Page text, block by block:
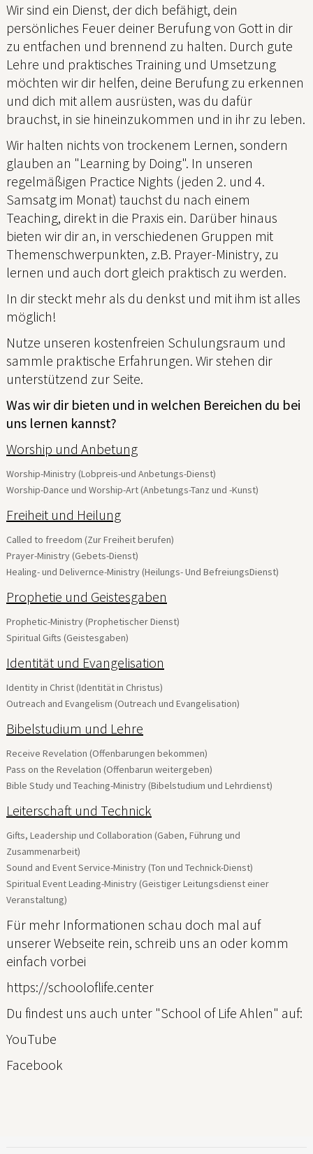
Wir sind ein Dienst, der dich befähigt, dein
persönliches Feuer deiner Berufung von Gott in dir
zu entfachen und brennend zu halten. Durch gute
Lehre und praktisches Training und Umsetzung
möchten wir dir helfen, deine Berufung zu erkennen
und dich mit allem ausrüsten, was du dafür
brauchst, in sie hineinzukommen und in ihr zu leben.
Wir halten nichts von trockenem Lernen, sondern
glauben an "Learning by Doing". In unseren
regelmäßigen Practice Nights (jeden 2. und 4.
Samsatg im Monat) tauchst du nach einem
Teaching, direkt in die Praxis ein. Darüber hinaus
bieten wir dir an, in verschiedenen Gruppen mit
Themenschwerpunkten, z.B. Prayer-Ministry, zu
lernen und auch dort gleich praktisch zu werden.
In dir steckt mehr als du denkst und mit ihm ist alles
möglich!
Nutze unseren kostenfreien Schulungsraum und
sammle praktische Erfahrungen. Wir stehen dir
unterstützend zur Seite.
Was wir dir bieten und in welchen Bereichen du bei
uns lernen kannst?
Worship und Anbetung
Worship-Ministry (Lobpreis-und Anbetungs-Dienst)
Worship-Dance und Worship-Art (Anbetungs-Tanz und -Kunst)
Freiheit und Heilung
Called to freedom (Zur Freiheit berufen)
Prayer-Ministry (Gebets-Dienst)
Healing- und Delivernce-Ministry (Heilungs- Und BefreiungsDienst)
Prophetie und Geistesgaben
Prophetic-Ministry (Prophetischer Dienst)
Spiritual Gifts (Geistesgaben)
Identität und Evangelisation
Identity in Christ (Identität in Christus)
Outreach and Evangelism (Outreach und Evangelisation)
Bibelstudium und Lehre
Receive Revelation (Offenbarungen bekommen)
Pass on the Revelation (Offenbarun weitergeben)
Bible Study und Teaching-Ministry (Bibelstudium und Lehrdienst)
Leiterschaft und Technick
Gifts, Leadership und Collaboration (Gaben, Führung und
Zusammenarbeit)
Sound and Event Service-Ministry (Ton und Technick-Dienst)
Spiritual Event Leading-Ministry (Geistiger Leitungsdienst einer
Veranstaltung)
Für mehr Informationen schau doch mal auf
unserer Webseite rein, schreib uns an oder komm
einfach vorbei
https://schooloflife.center
Du findest uns auch unter "School of Life Ahlen" auf:
YouTube
Facebook